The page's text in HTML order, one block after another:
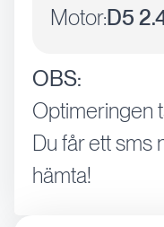
Motor:D5
OBS:
Optimeringen
Du får ett sms
hämta!